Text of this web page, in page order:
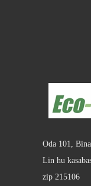
Oda 101,
Lin hu
zip 215106